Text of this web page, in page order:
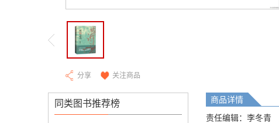
分享 关注商品
同类图书推荐榜
商品详情
责任编辑：李冬青